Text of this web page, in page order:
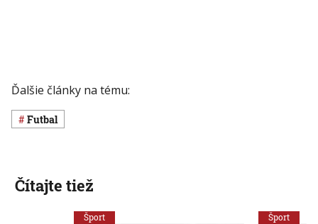
Ďalšie články na tému:
Futbal
Čítajte tiež
Šport Šport